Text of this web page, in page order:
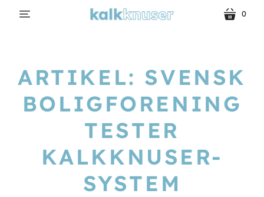
menu kurv
0
ARTIKEL: SVENSK
BOLIGFORENING
TESTER
KALKKNUSER-
SYSTEM